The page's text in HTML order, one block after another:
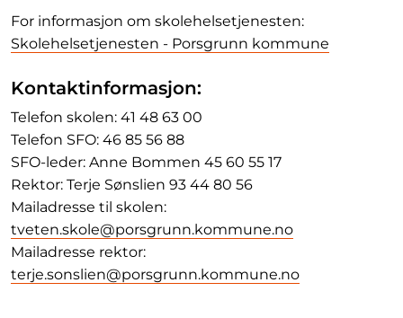
For informasjon om skolehelsetjenesten:
Skolehelsetjenesten - Porsgrunn kommune
Kontaktinformasjon:
Telefon skolen: 41 48 63 00
Telefon SFO: 46 85 56 88
SFO-leder: Anne Bommen 45 60 55 17
Rektor: Terje Sønslien 93 44 80 56
Mailadresse til skolen:
tveten.skole@porsgrunn.kommune.no
Mailadresse rektor:
terje.sonslien@porsgrunn.kommune.no